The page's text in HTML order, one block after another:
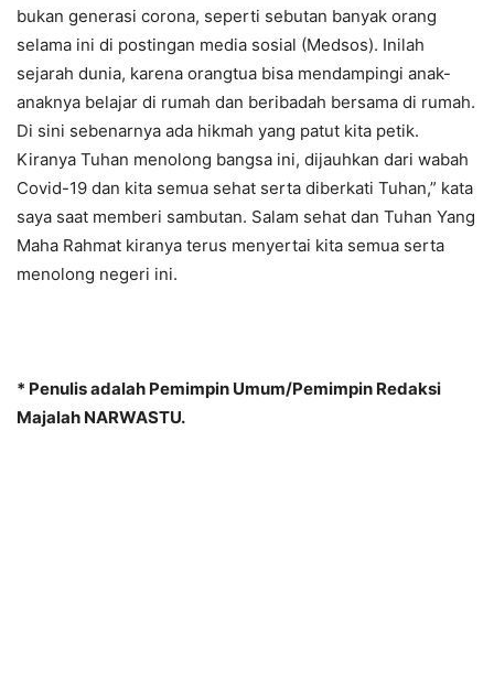
bukan generasi corona, seperti sebutan banyak orang
selama ini di postingan media sosial (Medsos). Inilah
sejarah dunia, karena orangtua bisa mendampingi anak-
anaknya belajar di rumah dan beribadah bersama di rumah.
Di sini sebenarnya ada hikmah yang patut kita petik.
Kiranya Tuhan menolong bangsa ini, dijauhkan dari wabah
Covid-19 dan kita semua sehat serta diberkati Tuhan,” kata
saya saat memberi sambutan. Salam sehat dan Tuhan Yang
Maha Rahmat kiranya terus menyertai kita semua serta
menolong negeri ini.
* Penulis adalah Pemimpin Umum/Pemimpin Redaksi
Majalah NARWASTU.